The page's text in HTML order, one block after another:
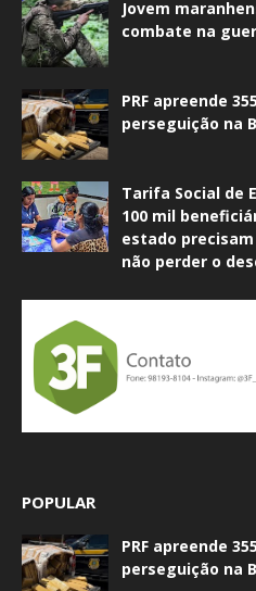
Jovem
combate na
PRF apreende
perseguição na
Tarifa Social de
100 mil
estado
não perder o
POPULAR
PRF apreende
perseguição na